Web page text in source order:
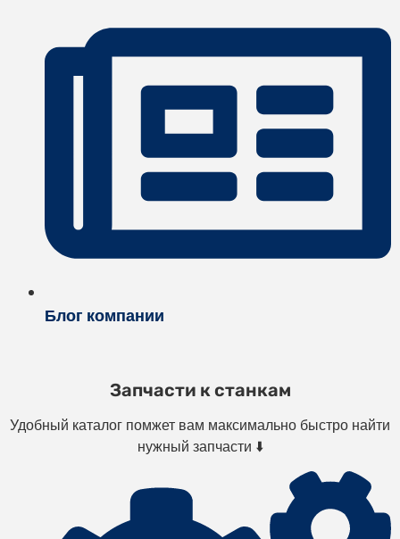
Блог компании
Запчасти к станкам
Удобный каталог помжет вам максимально быстро найти
нужный запчасти ⬇️